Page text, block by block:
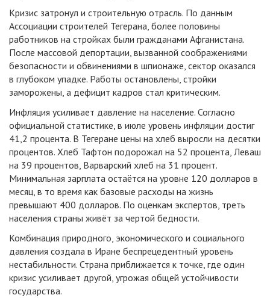
Кризис затронул и строительную отрасль. По данным
Ассоциации строителей Тегерана, более половины
работников на стройках были гражданами Афганистана.
После массовой депортации, вызванной соображениями
безопасности и обвинениями в шпионаже, сектор оказался
в глубоком упадке. Работы остановлены, стройки
заморожены, а дефицит кадров стал критическим.
Инфляция усиливает давление на население. Согласно
официальной статистике, в июле уровень инфляции достиг
41,2 процента. В Тегеране цены на хлеб выросли на десятки
процентов. Хлеб Тафтон подорожал на 52 процента, Леваш
на 39 процентов, Варварский хлеб на 31 процент.
Минимальная зарплата остаётся на уровне 120 долларов в
месяц, в то время как базовые расходы на жизнь
превышают 400 долларов. По оценкам экспертов, треть
населения страны живёт за чертой бедности.
Комбинация природного, экономического и социального
давления создала в Иране беспрецедентный уровень
нестабильности. Страна приближается к точке, где один
кризис усиливает другой, угрожая общей устойчивости
государства.